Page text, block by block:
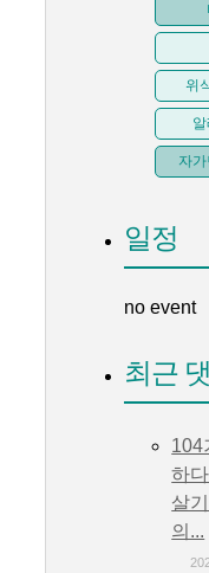
위
알
자
일정
no event
최근
104
하
살
의...